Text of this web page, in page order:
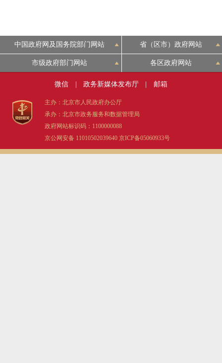
ITALIANO
中国政府网及国务院部门网站 省（区市）政府网站
市级政府部门网站 各区政府网站
微信 政务新媒体发布厅 邮箱
主办：北京市人民政府办公厅
承办：北京市政务服务和数据管理局
政府网站标识码：1100000088
京公网安备 11010502039640 京ICP备05060933号